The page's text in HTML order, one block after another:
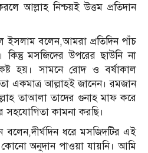
আল্লাহ নিশ্চয়ই উত্তম প্রতিদান
ইসলাম বলেন,আমরা প্রতিদিন পাঁচ
মসজিদের উপরের ছাউনি না
হয়। সামনে রোদ ও বর্ষাকাল
একমাত্র আল্লাহই জানেন। রমজান
তাআলা তাদের গুনাহ মাফ করে
কামনা করছি।
বলেন,দীর্ঘদিন ধরে মসজিদটির এই
কোনো অনুদান পাওয়া যায়নি। আমি